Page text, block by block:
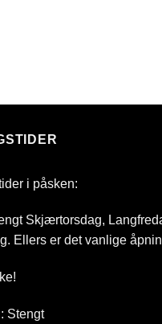
i påsken:
Skjærtorsdag,
Ellers er det vanlige
Stengt